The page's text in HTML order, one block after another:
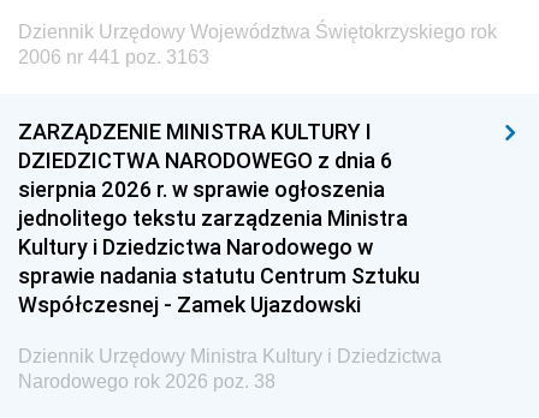
Dziennik Urzędowy Województwa Świętokrzyskiego rok
2006 nr 441 poz. 3163
ZARZĄDZENIE MINISTRA KULTURY I
DZIEDZICTWA NARODOWEGO z dnia 6
sierpnia 2026 r. w sprawie ogłoszenia
jednolitego tekstu zarządzenia Ministra
Kultury i Dziedzictwa Narodowego w
sprawie nadania statutu Centrum Sztuku
Współczesnej - Zamek Ujazdowski
Dziennik Urzędowy Ministra Kultury i Dziedzictwa
Narodowego rok 2026 poz. 38